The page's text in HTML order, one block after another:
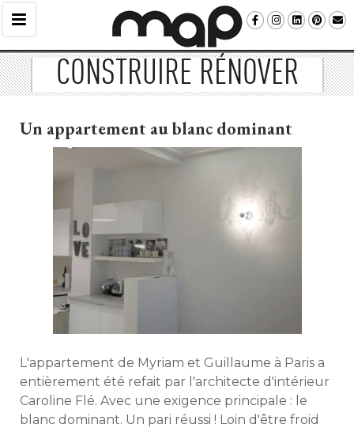
CONSTRUIRE RÉNOVER
Un appartement au blanc dominant
L'appartement de Myriam et Guillaume à Paris a
entièrement été refait par l'architecte d'intérieur
Caroline Flé. Avec une exigence principale : le
blanc dominant. Un pari réussi ! Loin d'être froid